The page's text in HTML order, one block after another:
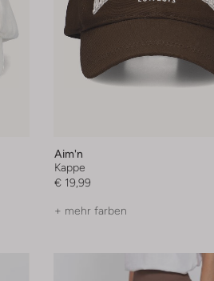
Aim'n
Kappe
€ 19,99
+ mehr farben